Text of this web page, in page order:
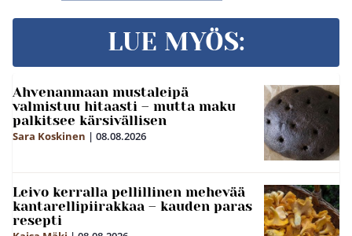
LUE MYÖS:
Ahvenanmaan mustaleipä
valmistuu hitaasti – mutta maku
palkitsee kärsivällisen
Sara Koskinen | 08.08.2026
Leivo kerralla pellillinen mehevää
kantarellipiirakkaa – kauden paras
resepti